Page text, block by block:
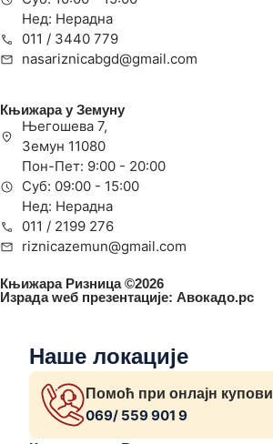
Нед: Нерадна
011 / 3440 779
nasariznicabgd@gmail.com
Књижара у Земуну
Његошева 7,
Земун 11080
Пон-Пет: 9:00 - 20:00
Суб: 09:00 - 15:00
Нед: Нерадна
011 / 2199 276
riznicazemun@gmail.com
Књижара Ризница ©️2026
Израда wеб презентације: Авокадо.рс
Наше локације
Помоћ при онлајн
069/ 559 901 9